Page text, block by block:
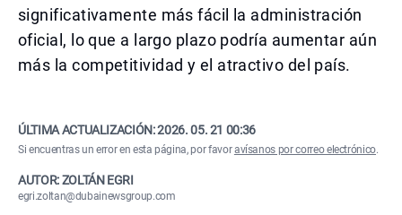
significativamente más fácil la administración
oficial, lo que a largo plazo podría aumentar aún
más la competitividad y el atractivo del país.
ÚLTIMA ACTUALIZACIÓN:2026. 05. 21 00:36
Si encuentras un error en esta página, por favoravísanos por correo electrónico.
AUTOR: ZOLTÁN EGRI
egri.zoltan@dubainewsgroup.com